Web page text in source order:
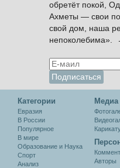
обретёт покой,
Ахметы — свои
свой дом, наша
непоколебима».
Категории
Евразия
В России
Популярное
В мире
Образование и Наука
Спорт
Анализ
Медиа
Авторы